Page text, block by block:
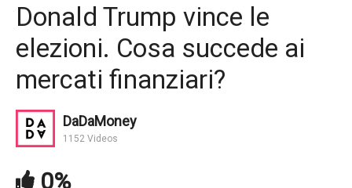
Donald Trump vince le
elezioni. Cosa succede ai
mercati finanziari?
DaDaMoney
1152 Videos
0%